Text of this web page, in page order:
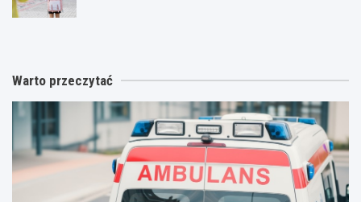
Warto przeczytać